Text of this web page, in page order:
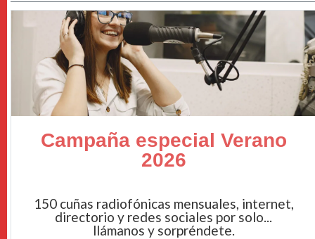
Campaña especial Verano
2026
150 cuñas radiofónicas mensuales, internet,
directorio y redes sociales por solo...
llámanos y sorpréndete.